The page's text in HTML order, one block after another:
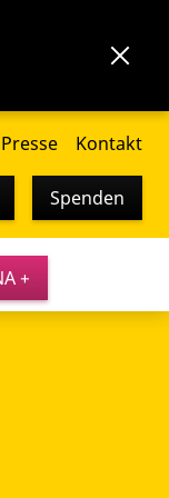
Presse Kontakt
Spenden
+